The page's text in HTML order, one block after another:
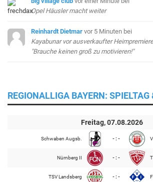
Opel Häusler macht weiter
Reinhardt Dietmar vor 5 Minuten bei
Kayabunar vor ausverkaufter
"Brauche keinen groß zu motivieren!"
REGIONALLIGA BAYERN: SPIELTAG
Freitag, 07.08.2026
Schwaben Augsb. - : -
Nürnberg II - : -
TSV Landsberg - : -